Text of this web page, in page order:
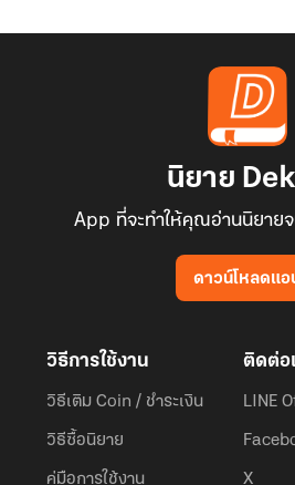
นิยาย
App ที่จะทำให้คุณอ่านนิยาย
ดาวน์โหลดแอ
วิธีการใช้งาน
วิธีเติม Coin / ชำระเงิน
วิธีซื้อนิยาย
คู่มือการใช้งาน
ติดต่อ
LINE
X